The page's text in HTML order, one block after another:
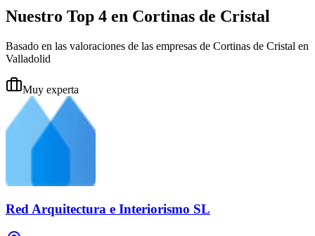
Nuestro Top 4 en Cortinas de Cristal
Basado en las valoraciones de las empresas de Cortinas de Cristal en
Valladolid
Muy experta
Red Arquitectura e Interiorismo SL